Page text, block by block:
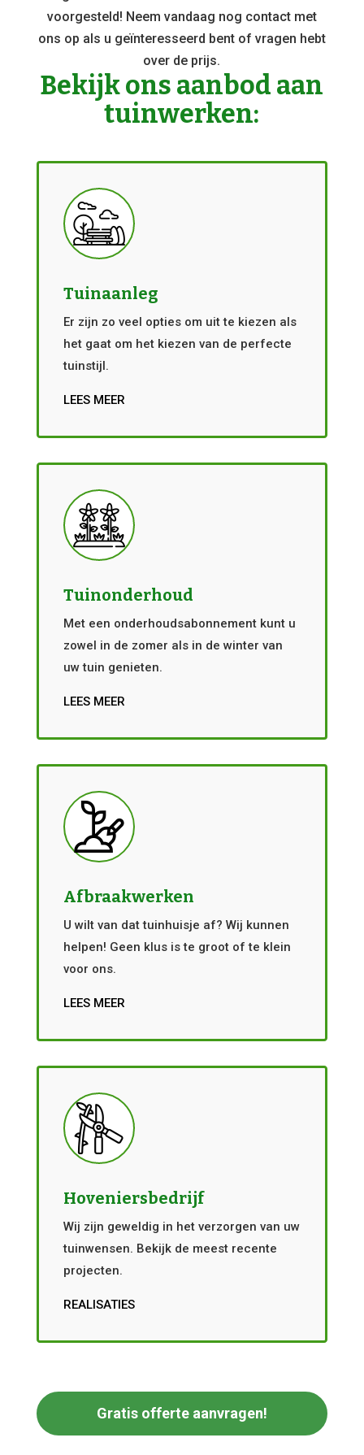
voorgesteld! Neem vandaag nog contact met
ons op als u geïnteresseerd bent of vragen hebt
over de prijs.
Bekijk ons aanbod aan
tuinwerken:
Tuinaanleg
Er zijn zo veel opties om uit te kiezen als
het gaat om het kiezen van de perfecte
tuinstijl.
LEES MEER
Tuinonderhoud
Met een onderhoudsabonnement kunt u
zowel in de zomer als in de winter van
uw tuin genieten.
LEES MEER
Afbraakwerken
U wilt van dat tuinhuisje af? Wij kunnen
helpen! Geen klus is te groot of te klein
voor ons.
LEES MEER
Hoveniersbedrijf
Wij zijn geweldig in het verzorgen van uw
tuinwensen. Bekijk de meest recente
projecten.
REALISATIES
Gratis offerte aanvragen!